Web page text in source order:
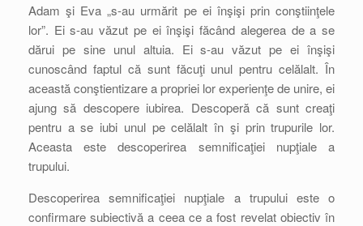
Adam şi Eva „s-au urmărit pe ei înşişi prin conştiinţele
lor”. Ei s-au văzut pe ei înşişi făcând alegerea de a se
dărui pe sine unul altuia. Ei s-au văzut pe ei înşişi
cunoscând faptul că sunt făcuţi unul pentru celălalt. În
această conştientizare a propriei lor experienţe de unire, ei
ajung să descopere iubirea. Descoperă că sunt creaţi
pentru a se iubi unul pe celălalt în şi prin trupurile lor.
Aceasta este descoperirea semnificaţiei nupţiale a
trupului.
Descoperirea semnificaţiei nupţiale a trupului este o
confirmare subiectivă a ceea ce a fost revelat obiectiv în